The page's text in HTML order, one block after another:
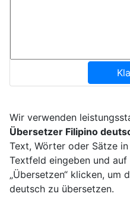
Wir verwenden
Übersetzer Filipino
Text, Wörter oder Sätze
Textfeld eingeben und
„Übersetzen“ klicken, um
deutsch zu übersetzen.